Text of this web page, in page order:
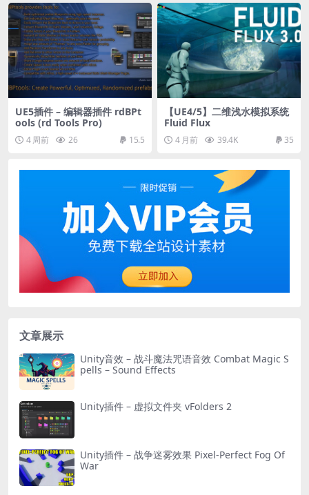
UE5插件 – 编辑器插件 rdBPt
ools (rd Tools Pro)
4 周前 26 15.5
【UE4/5】二维浅水模拟系统
Fluid Flux
4 月前 39.4K 35
文章展示
Unity音效 – 战斗魔法咒语音效 Combat Magic S
pells – Sound Effects
Unity插件 – 虚拟文件夹 vFolders 2
Unity插件 – 战争迷雾效果 Pixel-Perfect Fog Of
War